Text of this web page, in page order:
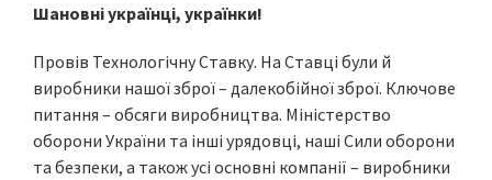
Шановні українці, українки!
Провів Технологічну Ставку. На Ставці були й
виробники нашої зброї – далекобійної зброї. Ключове
питання – обсяги виробництва. Міністерство
оборони України та інші урядовці, наші Сили оборони
та безпеки, а також усі основні компанії – виробники